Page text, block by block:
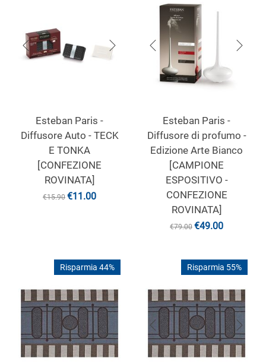
Esteban Paris -
Diffusore Auto - TECK
E TONKA
[CONFEZIONE
ROVINATA]
€15.90 €11.00
Esteban Paris -
Diffusore di profumo -
Edizione Arte Bianco
[CAMPIONE
ESPOSITIVO -
CONFEZIONE
ROVINATA]
€79.00 €49.00
Risparmia 44% Risparmia 55%